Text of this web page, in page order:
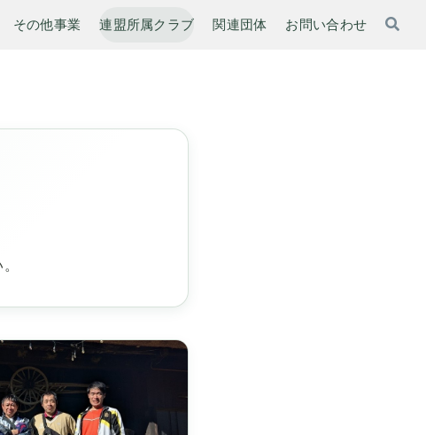
その他事業 連盟所属クラブ 関連団体 お問い合わせ